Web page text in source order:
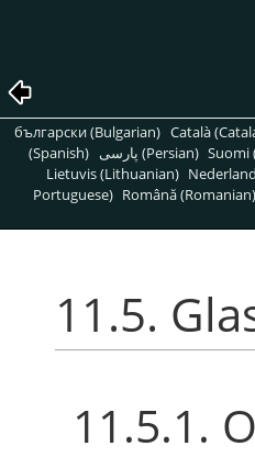
български (Bulgarian) Català
(Spanish)
پارسی (Persian) Suomi
Lietuvis (Lithuanian)
Portuguese) Română (Romanian)
11.5.
11.5.1.